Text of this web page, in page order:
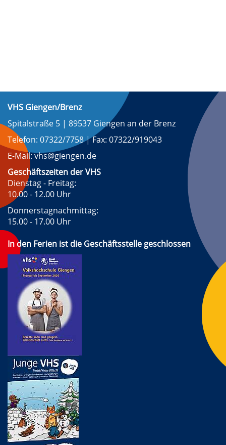
VHS Giengen/Brenz
Spitalstraße 5 | 89537 Giengen an der Brenz
Telefon: 07322/7758 | Fax: 07322/919043
E-Mail: vhs@giengen.de
Geschäftszeiten der VHS
Dienstag - Freitag:
10.00 - 12.00 Uhr
Donnerstagnachmittag:
15.00 - 17.00 Uhr
In den Ferien ist die Geschäftsstelle geschlossen